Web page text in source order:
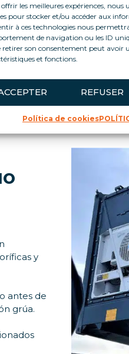
les meilleures expériences, nous
pour stocker et/ou accéder aux
à ces technologies nous
de navigation ou les ID
retirer son consentement peut avoir
et fonctions.
REFUSER
Política de cookies
generan alertas por correo
intervención rápida y
averías y pérdidas de
SABER MÁS
y
antes de
grúa.